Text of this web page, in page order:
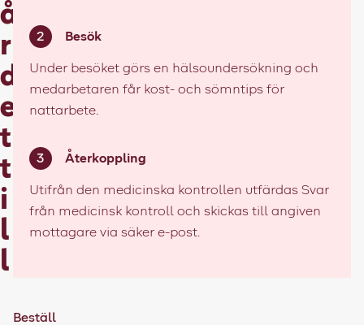
å
r
d
e
t
t
i
l
l
Besök
Under besöket görs en hälsoundersökning och
medarbetaren får kost- och sömntips för
nattarbete.
Återkoppling
Utifrån den medicinska kontrollen utfärdas Svar
från medicinsk kontroll och skickas till angiven
mottagare via säker e-post.
Beställ